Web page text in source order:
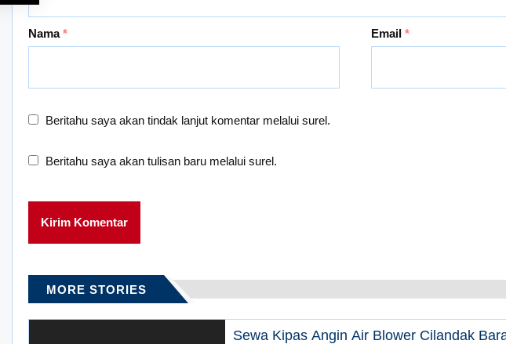
Nama* Email*
Beritahu saya akan tindak lanjut komentar melalui surel.
Beritahu saya akan tulisan baru melalui surel.
MORE STORIES
Sewa Kipas Angin Air Blower Cilandak